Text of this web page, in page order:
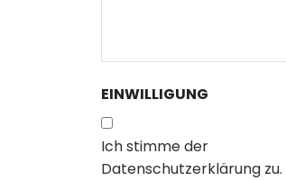
EINWILLIGUNG
Ich stimme der
Datenschutzerklärung zu.